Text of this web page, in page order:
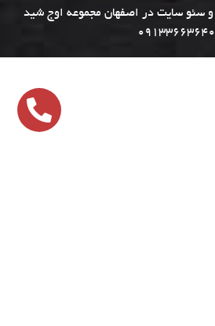
و سئو سایت در اصفهان مجموعه اوج شید
09133663640